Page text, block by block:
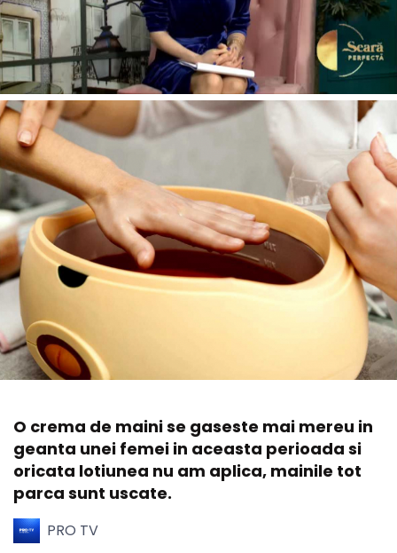
O crema de maini se gaseste mai mereu in
geanta unei femei in aceasta perioada si
oricata lotiunea nu am aplica, mainile tot
parca sunt uscate.
PRO TV